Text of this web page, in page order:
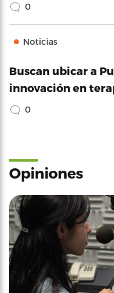
0
Noticias
Buscan ubicar a
innovación en
0
Opiniones